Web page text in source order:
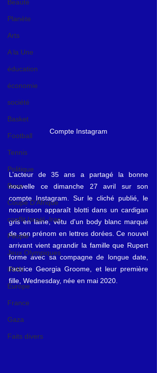
Beauté
Planète
Arts
A la Une
éducation
économie
société
Basket
Football
Tennis
Politique
Boxe
Coupe D'Afrique
conflit Israël -Iran
People
Jeux Olympiques
IRAN
Europe
France
Gaza
Faits divers
Compte Instagram
L’acteur de 35 ans a partagé la bonne
nouvelle ce dimanche 27 avril sur son
compte Instagram. Sur le cliché publié, le
nourrisson apparaît blotti dans un cardigan
gris en laine, vêtu d'un body blanc marqué
de son prénom en lettres dorées. Ce nouvel
arrivant vient agrandir la famille que Rupert
forme avec sa compagne de longue date,
l'actrice Georgia Groome, et leur première
fille, Wednesday, née en mai 2020.